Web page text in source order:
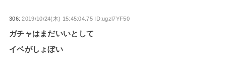
306:2019/10/24(木) 15:45:04.75 ID:ugzl7YF50
ガチャはまだいいとして
イベがしょぼい